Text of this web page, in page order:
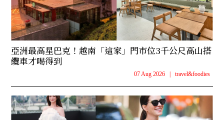
亞洲最高星巴克！越南「這家」門市位3千公尺高山搭
纜車才喝得到
07 Aug 2026 | travel&foodies